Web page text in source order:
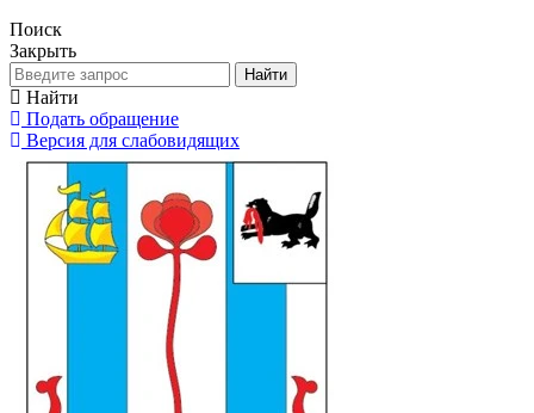
Поиск
Закрыть
Найти
Найти
Подать обращение
Версия для слабовидящих